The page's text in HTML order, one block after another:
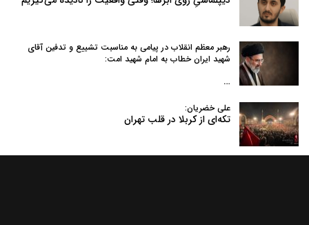
رهبر معظم انقلاب در پیامی به‌ مناسبت تشییع و تدفین آقای
شهید ایران خطاب به امام شهید امت:
…
علی خضریان:
تکه‌ای از کربلا در قلب تهران